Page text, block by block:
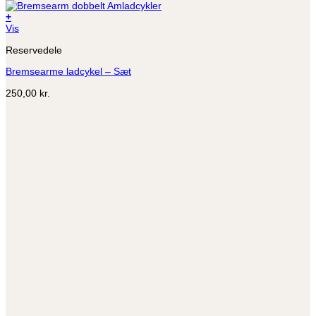
+
Dette
har
varianter.
kan
Vis
Reservedele
Bremsearme ladcykel – Sæt
250,00 kr.